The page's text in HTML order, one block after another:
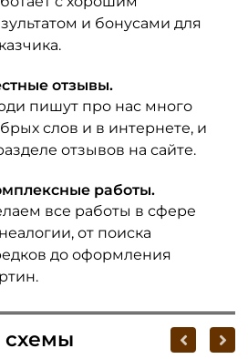
и бонусами для
отзывы.
пишут про нас много
слов и в интернете, и
отзывов на сайте.
работы.
все работы в сфере
от поиска
до оформления
схемы